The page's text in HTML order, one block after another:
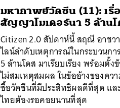
มหากาพย์วัคซีน (11): เรื่
สัญญาโมเดอร์นา 5 ล้าน
Citizen 2.0 สัปดาห์นี้ สฤณี อาชว
ไลน์ลำดับเหตุการณ์ในกระบวนกา
5 ล้านโดส มาเรียบเรียง พร้อมตั้ง
ไม่สมเหตุสมผล ในข้ออ้างของคว
ซื้อวัคซีนที่มีประสิทธิผลดีที่สุด แล
ไทยต้องรอคอยนานที่สุด